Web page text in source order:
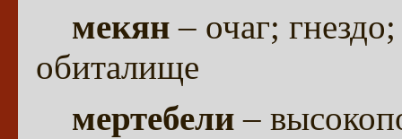
мекян– очаг;
обиталище
мертебели–